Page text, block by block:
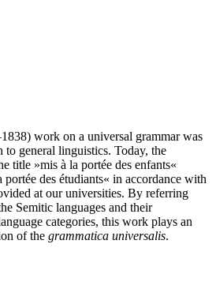
work on a universal grammar was
to general linguistics. Today, the
title »mis à la portée des enfants«
des étudiants« in accordance with
at our universities. By referring
Semitic languages and their
categories, this work plays an
of the grammatica universalis.